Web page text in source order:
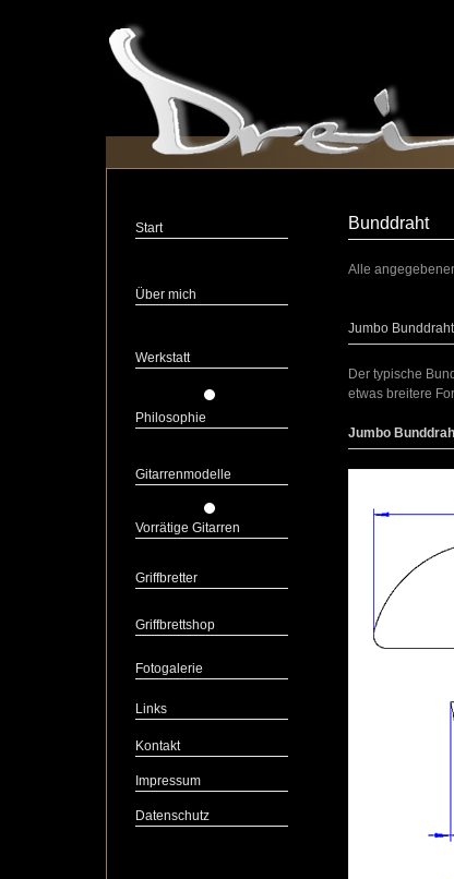
Start
Über mich
Werkstatt
Philosophie
Gitarrenmodelle
Vorrätige Gitarren
Griffbretter
Griffbrettshop
Fotogalerie
Links
Kontakt
Impressum
Datenschutz
Bunddraht
Alle
Jumbo Bunddraht
Der typische
etwas breitere
Jumbo